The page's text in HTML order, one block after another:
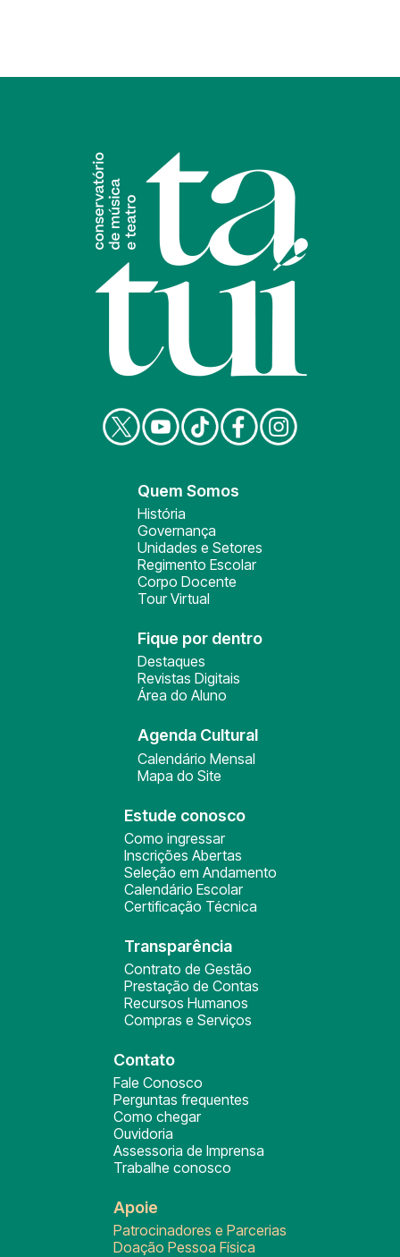
Quem Somos
História
Governança
Unidades e Setores
Regimento Escolar
Corpo Docente
Tour Virtual
Fique por dentro
Destaques
Revistas Digitais
Área do Aluno
Agenda Cultural
Calendário Mensal
Mapa do Site
Estude conosco
Como ingressar
Inscrições Abertas
Seleção em Andamento
Calendário Escolar
Certificação Técnica
Transparência
Contrato de Gestão
Prestação de Contas
Recursos Humanos
Compras e Serviços
Contato
Fale Conosco
Perguntas frequentes
Como chegar
Ouvidoria
Assessoria de Imprensa
Trabalhe conosco
Apoie
Patrocinadores e Parcerias
Doação Pessoa Física